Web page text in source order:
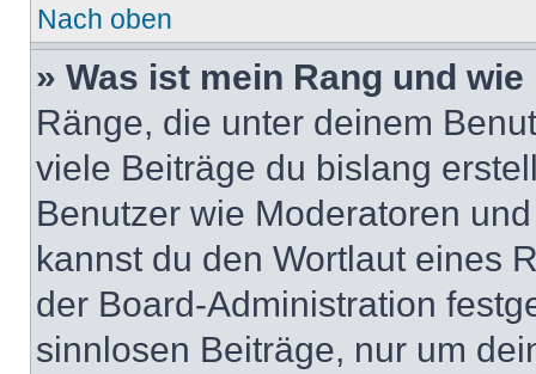
Nach oben
» Was ist mein Rang und
Ränge, die unter deinem
viele Beiträge du bislang
Benutzer wie Moderatoren
kannst du den Wortlaut eines
der Board-Administration
sinnlosen Beiträge, nur um